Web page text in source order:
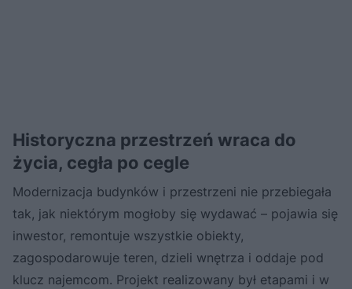
Historyczna przestrzeń wraca do
życia, cegła po cegle
Modernizacja budynków i przestrzeni nie przebiegała
tak, jak niektórym mogłoby się wydawać – pojawia się
inwestor, remontuje wszystkie obiekty,
zagospodarowuje teren, dzieli wnętrza i oddaje pod
klucz najemcom. Projekt realizowany był etapami i w